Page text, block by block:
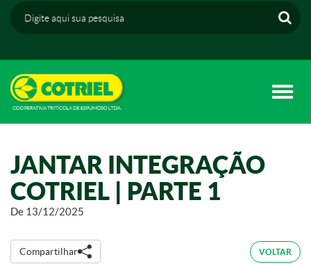
Toggle
JANTAR INTEGRAÇÃO
COTRIEL | PARTE 1
De 13/12/2025
Compartilhar VOLTAR